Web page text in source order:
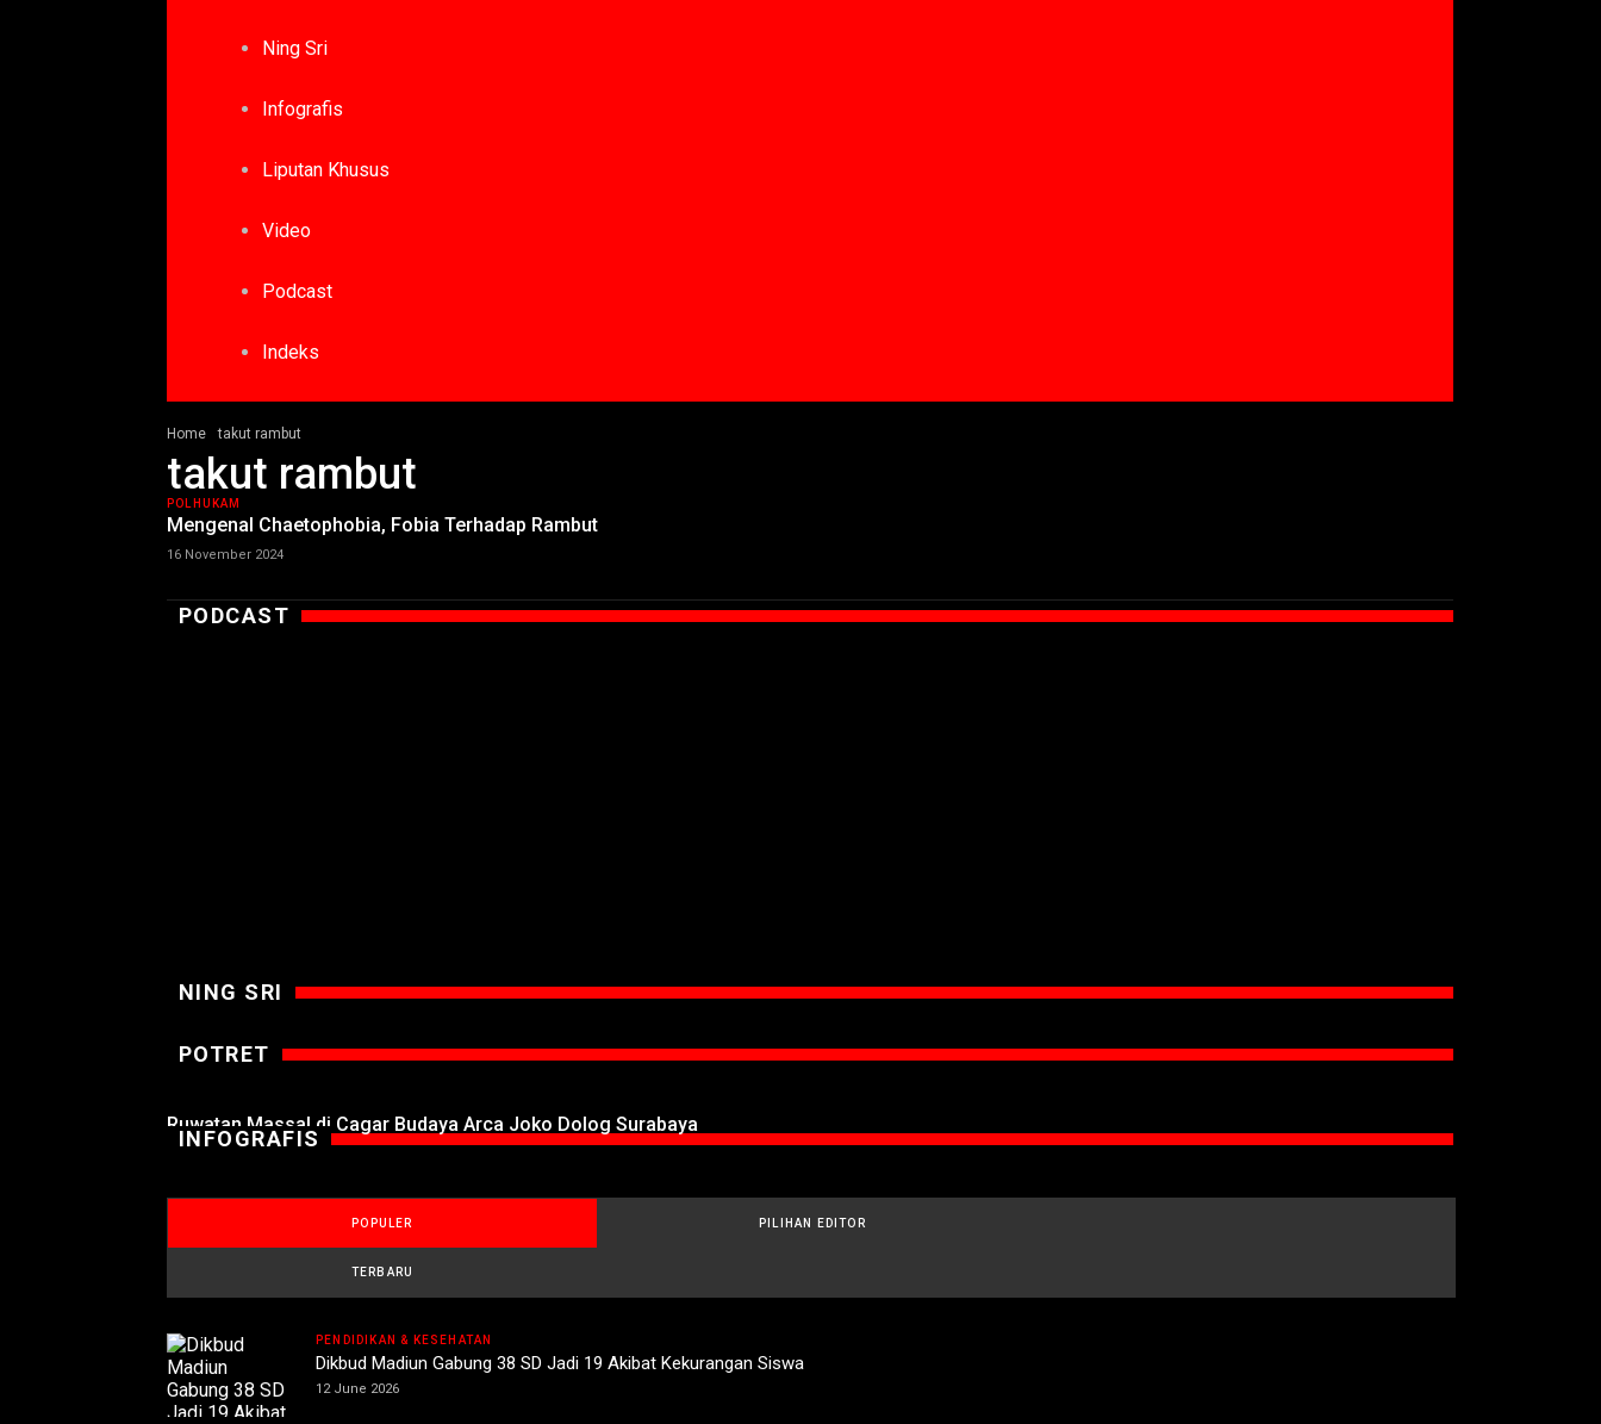
Ning Sri
Infografis
Liputan Khusus
Video
Podcast
Indeks
Home takut rambut
takut rambut
POLHUKAM
Mengenal Chaetophobia, Fobia Terhadap Rambut
16 November 2024
PODCAST
NING SRI
POTRET
Ruwatan Massal di Cagar Budaya Arca Joko Dolog Surabaya
INFOGRAFIS
POPULER PILIHAN EDITOR
TERBARU
PENDIDIKAN & KESEHATAN
Dikbud Madiun Gabung 38 SD Jadi 19 Akibat Kekurangan Siswa
12 June 2026